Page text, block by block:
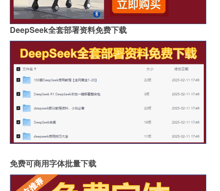
DeepSeek全套部署资料免费下载
免费可商用字体批量下载